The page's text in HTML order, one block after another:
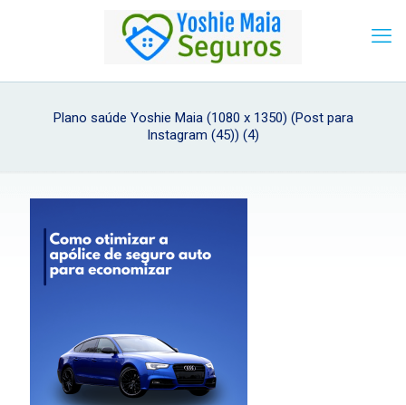
Plano saúde Yoshie Maia (1080 x 1350) (Post para
Instagram (45)) (4)